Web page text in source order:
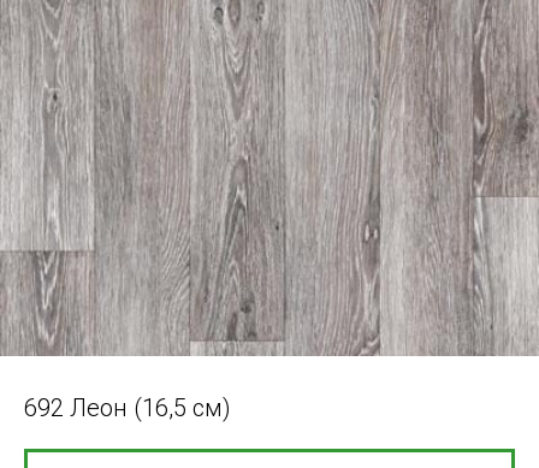
692 Леон (16,5 см)